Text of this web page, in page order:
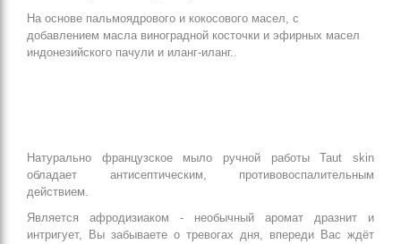
На основе пальмоядрового и кокосового масел, с
добавлением масла виноградной косточки и эфирных масел
индонезийского пачули и иланг-иланг..
Натурально французское мыло ручной работы Taut skin
обладает антисептическим, противовоспалительным
действием.
Является афродизиаком - необычный аромат дразнит и
интригует, Вы забываете о тревогах дня, впереди Вас ждёт